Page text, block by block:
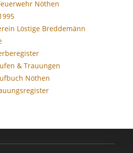
Nöthen
Löstige Breddemänn
& Trauungen
Nöthen